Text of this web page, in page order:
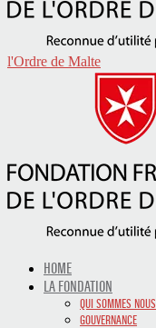
l'Ordre de Malte
HOME
LA FONDATION
QUI SOMMES NOUS
GOUVERNANCE